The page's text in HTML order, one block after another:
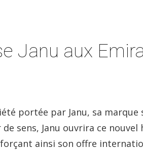
Janu aux
portée par Janu, sa
sens, Janu ouvrira ce nouvel
ainsi son offre